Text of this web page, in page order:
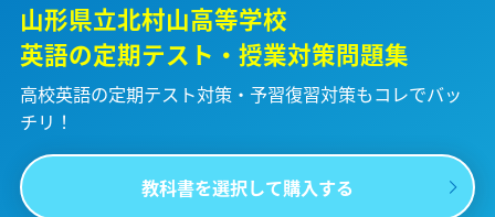
山形県立北村山高等学校
英語の定期テスト・授業対策問題集
高校英語の定期テスト対策・予習復習対策もコレでバッ
チリ！
教科書を選択して購入する